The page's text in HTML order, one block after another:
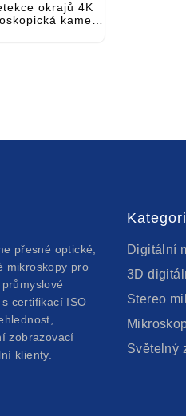
okrajů 4K
kamera
přesné optické,
mikroskopy pro
certifikací ISO
zobrazovací
klienty.
Digitální
3D
Stereo
Světelný